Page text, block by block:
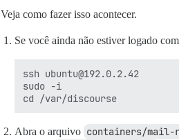
Veja como fazer isso acontecer.
Se você ainda não estiver logado
ssh ubuntu@192.0.2.42
sudo -i
Abra o arquivo containers/mail-